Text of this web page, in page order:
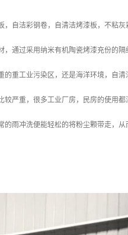
，自洁彩钢卷，自清洁烤漆板，不粘
，通过采用纳米有机陶瓷烤漆充份的
重工业污染区，还是海洋环境，自清
严重，很多工业厂房，民房的使用
雨冲洗便能轻松的将粉尘颗带走，